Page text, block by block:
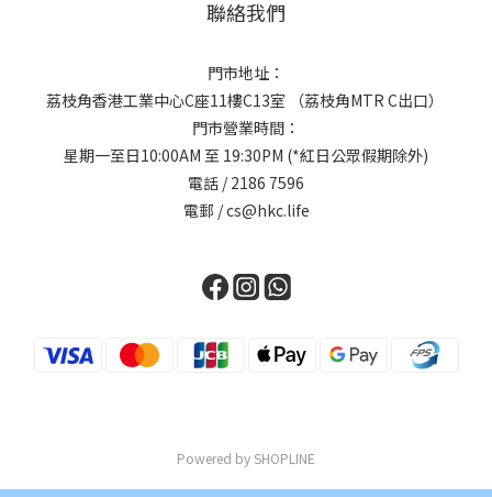
聯絡我們
門市地址：
荔枝角香港工業中心C座11樓C13室 （荔枝角MTR C出口）
門市營業時間：
星期一至日10:00AM 至 19:30PM (*紅日公眾假期除外)
電話 / 2186 7596
電郵 / cs@hkc.life
Powered by SHOPLINE